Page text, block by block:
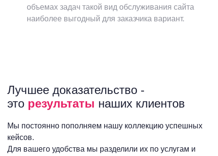
объемах задач такой вид обслуживания сайта
наиболее выгодный для заказчика вариант.
Лучшее доказательство -
это результаты наших клиентов
Мы постоянно пополняем нашу коллекцию успешных
кейсов.
Для вашего удобства мы разделили их по услугам и